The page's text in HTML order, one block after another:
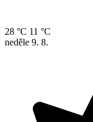
28 °C 11 °C
neděle 9. 8.